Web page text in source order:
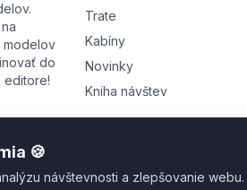
modelov
do
editore!
Trate
Kabíny
Novinky
Kniha návštev
🍪
návštevnosti a zlepšovanie